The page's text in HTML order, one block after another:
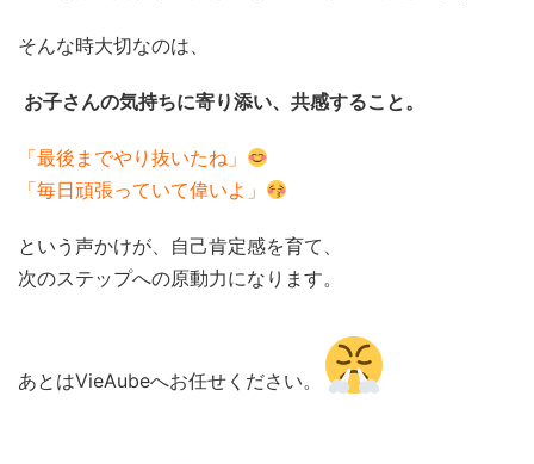
そんな時大切なのは、
お子さんの気持ちに寄り添い、共感すること。
「最後までやり抜いたね」
「毎日頑張っていて偉いよ」
という声かけが、自己肯定感を育て、
次のステップへの原動力になります。
あとはVieAubeへお任せください。